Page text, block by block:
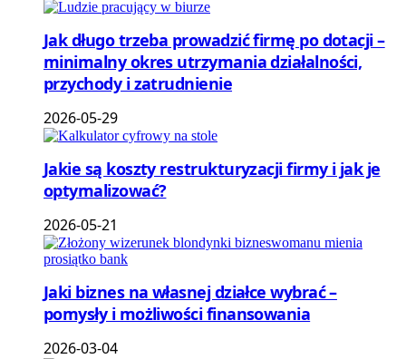
Jak długo trzeba prowadzić firmę po dotacji –
minimalny okres utrzymania działalności,
przychody i zatrudnienie
2026-05-29
Jakie są koszty restrukturyzacji firmy i jak je
optymalizować?
2026-05-21
Jaki biznes na własnej działce wybrać –
pomysły i możliwości finansowania
2026-03-04